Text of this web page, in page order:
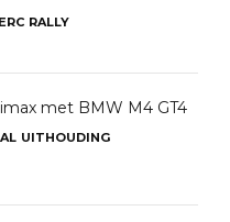
ERC RALLY
met BMW M4 GT4
UITHOUDING